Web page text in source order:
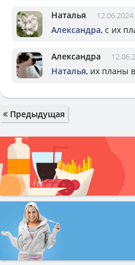
Наталья 12.06.2024
Александра, с их
Александра
Наталья, их планы
Предыдущая